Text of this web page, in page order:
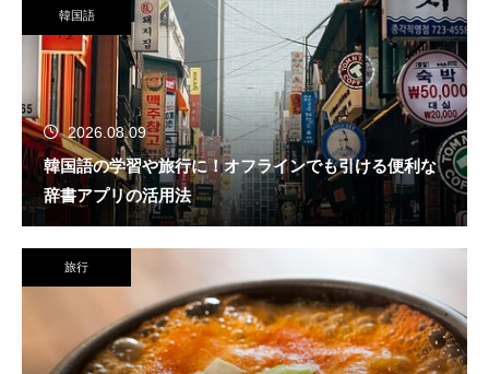
韓国語
2026.08.09
韓国語の学習や旅行に！オフラインでも引ける便利な
辞書アプリの活用法
旅行